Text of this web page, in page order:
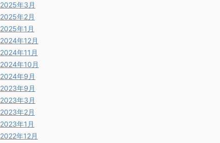
2025年3月
2025年2月
2025年1月
2024年12月
2024年11月
2024年10月
2024年9月
2023年9月
2023年3月
2023年2月
2023年1月
2022年12月